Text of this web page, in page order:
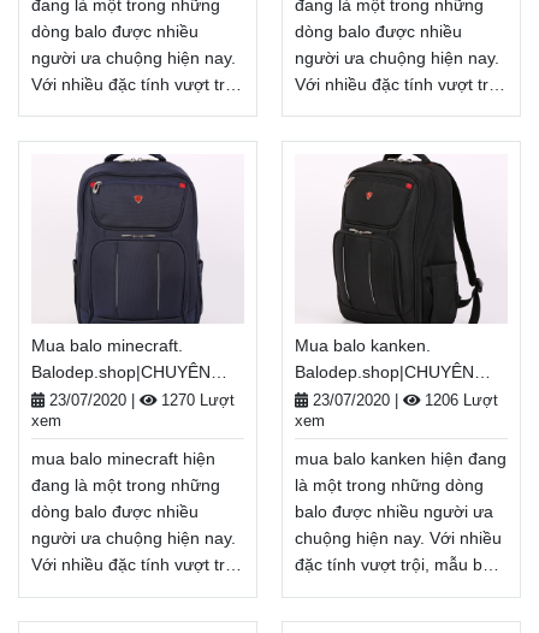
tiền khi nhận hàng.
Xem thêm
đang là một trong những
dòng balo được nhiều
người ưa chuộng hiện nay.
Với nhiều đặc tính vượt trội,
chọn lý tưởng để bảo vệ
các đồ dùng bên trong balo
luôn an toàn trong mọi điều
kiện. mua balo hàng hiệu là
người bạn đồng hành của
bạn trong mỗi hành trình dù
là đi học, đi làm, đi chơi...
Balodep.shop|Chuyên mua
balo hàng hiệu, Balo-Túi
xách. Giao hàng toàn quốc,
Miễn phí đổi trả hàng,
thanh toán tiền khi nhận
hàng.Xem thêm
đang là một trong những
dòng balo được nhiều
người ưa chuộng hiện nay.
Với nhiều đặc tính vượt trội,
chọn lý tưởng để bảo vệ
các đồ dùng bên trong balo
luôn an toàn trong mọi điều
kiện. mua balo miti online là
người bạn đồng hành của
bạn trong mỗi hành trình dù
là đi học, đi làm, đi chơi...
Balodep.shop|Chuyên mua
balo miti online, Balo-Túi
xách. Giao hàng toàn quốc,
Miễn phí đổi trả hàng,
thanh toán tiền khi nhận
hàng.Xem thêm
Mua balo minecraft.
Balodep.shop|CHUYÊN
BALO-TÚI XÁCH–VALI ĐẸP
23/07/2020
1270 Lượt
xem
mua balo minecraft hiện
đang là một trong những
dòng balo được nhiều
người ưa chuộng hiện nay.
Với nhiều đặc tính vượt trội,
chọn lý tưởng để bảo vệ
Mua balo kanken.
Balodep.shop|CHUYÊN
BALO-TÚI XÁCH–VALI ĐẸP
23/07/2020
1206 Lượt
xem
mua balo kanken hiện đang
là một trong những dòng
balo được nhiều người ưa
chuộng hiện nay. Với nhiều
đặc tính vượt trội, mẫu balo
để bảo vệ các đồ dùng bên